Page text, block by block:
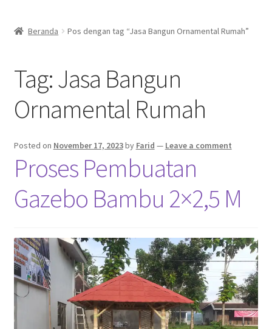
Farid Tech Tips
Katalog Harga Barang
Pekerjaan Olahan Besi (Pengelasan)
Pembuatan Gazebo
Penginapan | Kost | Guest House Wisma Barokah
Produk Layanan Kami
Reparasi Rumah
Beranda Pos dengan tag “Jasa Bangun Ornamental Rumah”
Tag:Jasa Bangun
Ornamental Rumah
Posted on November 17, 2023by Farid — Leave a comment
Proses Pembuatan
Gazebo Bambu 2×2,5 M